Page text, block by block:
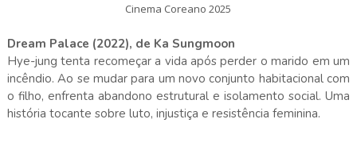
Cinema Coreano 2025
Dream Palace (2022), de Ka Sungmoon
Hye-jung tenta recomeçar a vida após perder o marido em um
incêndio. Ao se mudar para um novo conjunto habitacional com
o filho, enfrenta abandono estrutural e isolamento social. Uma
história tocante sobre luto, injustiça e resistência feminina.